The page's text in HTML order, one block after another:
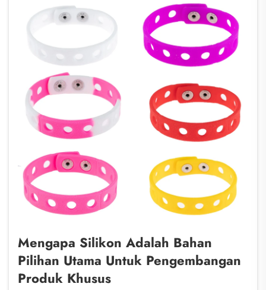
Mengapa Silikon Adalah Bahan
Pilihan Utama Untuk Pengembangan
Produk Khusus